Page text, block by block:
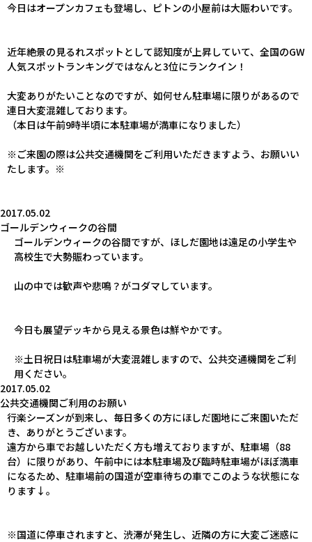
今日はオープンカフェも登場し、ピトンの小屋前は大賑わいです。
近年絶景の見るれスポットとして認知度が上昇していて、 全国のGW
人気スポットランキングではなんと3位にランクイン！
大変ありがたいことなのですが、如何せん駐車場に限りがあるので
連日大変混雑しております。
（本日は午前9時半頃に本駐車場が満車になりました）
※ご来園の際は公共交通機関をご利用いただきますよう、お願いい
たします。※
2017.05.02
ゴールデンウィークの谷間
ゴールデンウィークの谷間ですが、ほしだ園地は遠足の小学生や
高校生で大勢賑わっています。
山の中では歓声や悲鳴？がコダマしています。
今日も展望デッキから見える景色は鮮やかです。
※土日祝日は駐車場が大変混雑しますので、公共交通機関をご利
用ください。
2017.05.02
公共交通機関ご利用のお願い
行楽シーズンが到来し、毎日多くの方にほしだ園地にご来園いただ
き、ありがとうございます。
遠方から車でお越しいただく方も増えておりますが、駐車場（88
台）に限りがあり、午前中には本駐車場及び臨時駐車場がほぼ満車
になるため、駐車場前の国道が空車待ちの車でこのような状態にな
ります↓。
※国道に停車されますと、渋滞が発生し、近隣の方に大変ご迷惑に